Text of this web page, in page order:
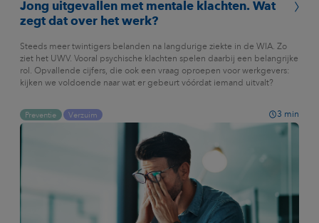
Jong uitgevallen met mentale klachten. Wat
zegt dat over het werk?
Steeds meer twintigers belanden na langdurige ziekte in de WIA. Zo
ziet het UWV. Vooral psychische klachten spelen daarbij een belangrijke
rol. Opvallende cijfers, die ook een vraag oproepen voor werkgevers:
kijken we voldoende naar wat er gebeurt vóórdat iemand uitvalt?
Preventie Verzuim 3 min